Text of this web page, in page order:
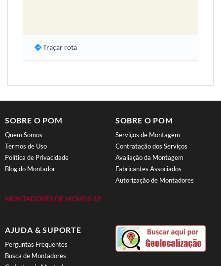
Traçar rota
SOBRE O POM
Quem Somos
Termos de Uso
Política de Privacidade
Blog do Montador
MONTADORES DE MÓVEIS SP
SOBRE O POM
Serviços de Montagem
Contratação dos Serviços
Avaliação da Montagem
Fabricantes Associados
Autorização de Montadores
AJUDA & SUPORTE
Perguntas Frequentes
Busca de Montadores